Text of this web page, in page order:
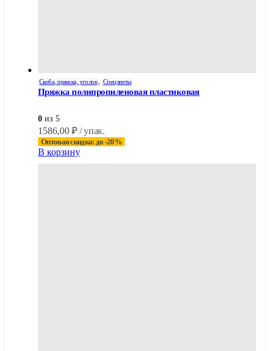
Скоба, пряжка, уголок Спецленты
Пряжка полипропиленовая пластиковая
0 из 5
1586,00 ₽ / упак.
Оптовая скидка: до -20%
В корзину